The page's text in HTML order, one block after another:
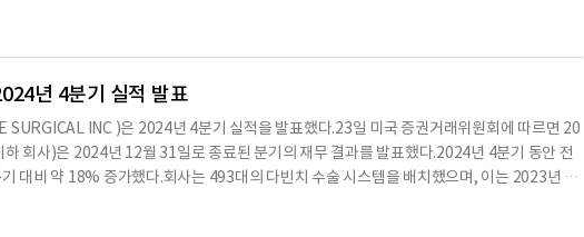
의 8대에 비해 크게 증가한 수치다.2025년 3월 31일 기준으로 회사의 da Vinci 수술 시스템
31일의 8,887대에 비해 15% 증가했다.2025년 1분기 매출은 22억 5천만 달러로, 2024년 1
가했다.2025년 1분기 GAAP 기준 순이익은 6억 9,800만 달러, 희석 주당 순이익은 1.92달
, 1.51달러에 비해 증가했다.비GAAP 기준으로는 순이익이 6억 6,200만 달러, 희석 주당 순
억 4,100만 달러, 1.50달러에 비해 증가했다.2025년 1분기 동안 회사는 91억 달러의 현금, 현
이는 분기 동안 2억 6,900만 달러 증가한 수치다.회사는 2025년 전체에 대해 da Vinci 수술 건
예상하고 있으며, 비GAAP 기준 총 매출 총이익률은 65%에서 66.5% 사이가 될 것으로 전망
년 4분기 실적 발표
INC )은 2024년 4분기 실적을 발표했다.23일 미국 증권거래위원회에 따르면 20
회사)은 2024년 12월 31일로 종료된 분기의 재무 결과를 발표했다.2024년 4분기 동안 전
대비 약 18% 증가했다.회사는 493대의 다빈치 수술 시스템을 배치했으며, 이는 2023년 4
년 4분기 매출은 24억 1천만 달러로, 2023년 4분기의 19억 3천만 달러에 비해 25% 증가했